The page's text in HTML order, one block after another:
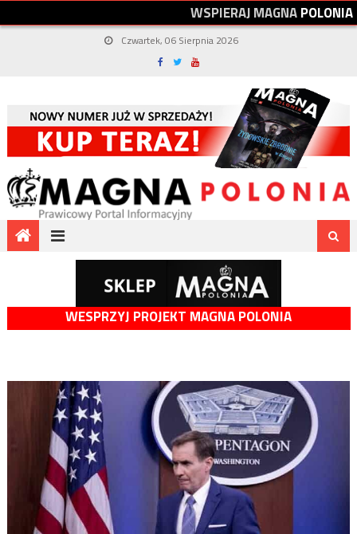
WSPIERAJMAGNAPOLONIA
Czwartek, 06 Sierpnia 2026
WESPRZYJ PROJEKT MAGNA POLONIA